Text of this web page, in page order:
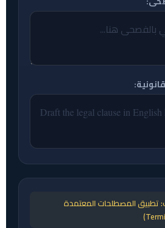
المصطلحات المعتمدة